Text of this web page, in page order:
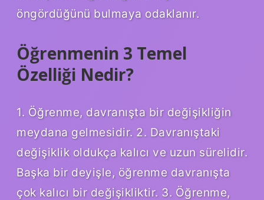
öngördüğünü bulmaya odaklanır.
Öğrenmenin 3 Temel
Özelliği Nedir?
1. Öğrenme, davranışta bir değişikliğin
meydana gelmesidir. 2. Davranıştaki
değişiklik oldukça kalıcı ve uzun sürelidir.
Başka bir deyişle, öğrenme davranışta
çok kalıcı bir değişikliktir. 3. Öğrenme,